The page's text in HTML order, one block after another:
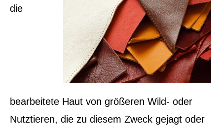
die
bearbeitete Haut von größeren Wild- oder
Nutztieren, die zu diesem Zweck gejagt oder